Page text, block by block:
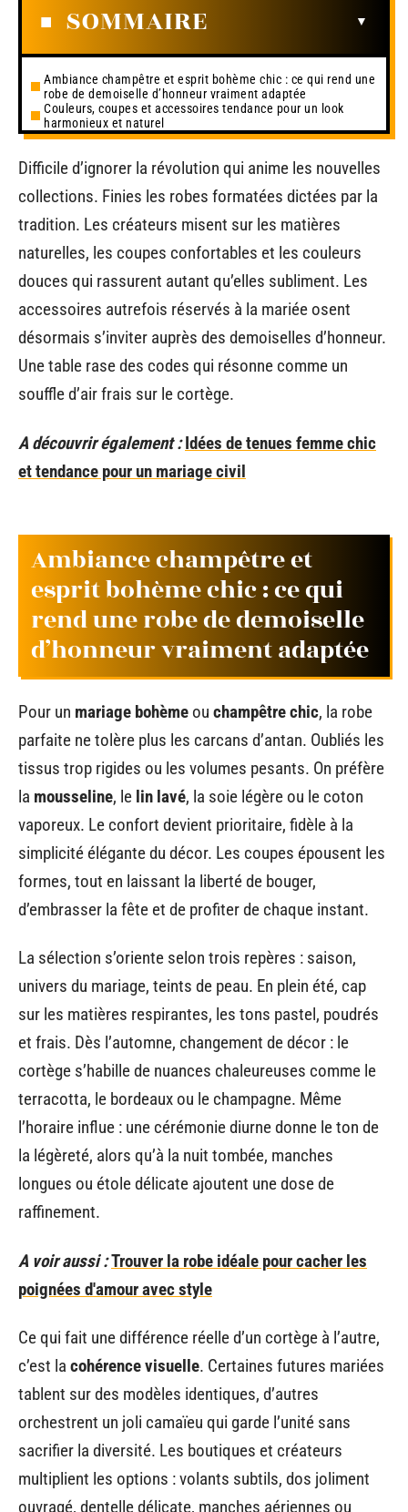
SOMMAIRE
Ambiance champêtre et esprit bohème chic : ce qui rend une
robe de demoiselle d’honneur vraiment adaptée
Couleurs, coupes et accessoires tendance pour un look
harmonieux et naturel
Difficile d’ignorer la révolution qui anime les nouvelles
collections. Finies les robes formatées dictées par la
tradition. Les créateurs misent sur les matières
naturelles, les coupes confortables et les couleurs
douces qui rassurent autant qu’elles subliment. Les
accessoires autrefois réservés à la mariée osent
désormais s’inviter auprès des demoiselles d’honneur.
Une table rase des codes qui résonne comme un
souffle d’air frais sur le cortège.
A découvrir également : Idées de tenues femme chic
et tendance pour un mariage civil
Ambiance champêtre et
esprit bohème chic : ce qui
rend une robe de demoiselle
d’honneur vraiment adaptée
Pour un mariage bohème ou champêtre chic, la robe
parfaite ne tolère plus les carcans d’antan. Oubliés les
tissus trop rigides ou les volumes pesants. On préfère
la mousseline, le lin lavé, la soie légère ou le coton
vaporeux. Le confort devient prioritaire, fidèle à la
simplicité élégante du décor. Les coupes épousent les
formes, tout en laissant la liberté de bouger,
d’embrasser la fête et de profiter de chaque instant.
La sélection s’oriente selon trois repères : saison,
univers du mariage, teints de peau. En plein été, cap
sur les matières respirantes, les tons pastel, poudrés
et frais. Dès l’automne, changement de décor : le
cortège s’habille de nuances chaleureuses comme le
terracotta, le bordeaux ou le champagne. Même
l’horaire influe : une cérémonie diurne donne le ton de
la légèreté, alors qu’à la nuit tombée, manches
longues ou étole délicate ajoutent une dose de
raffinement.
A voir aussi :Trouver la robe idéale pour cacher les
poignées d'amour avec style
Ce qui fait une différence réelle d’un cortège à l’autre,
c’est la cohérence visuelle. Certaines futures mariées
tablent sur des modèles identiques, d’autres
orchestrent un joli camaïeu qui garde l’unité sans
sacrifier la diversité. Les boutiques et créateurs
multiplient les options : volants subtils, dos joliment
ouvragé, dentelle délicate, manches aériennes ou